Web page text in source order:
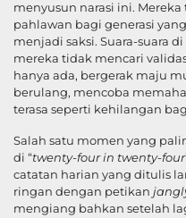
menyusun narasi ini.
pahlawan bagi generasi
menjadi saksi. Suara-suara
mereka tidak mencari
hanya ada, bergerak maju
berulang, mencoba
terasa seperti kehilangan
Salah satu momen yang
di “twenty-four in twenty-four
catatan harian yang ditulis
ringan dengan petikan
mengiang bahkan setelah